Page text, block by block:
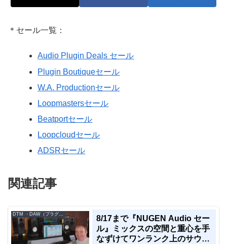
＊セール一覧：
Audio Plugin Deals セール
Plugin Boutiqueセール
W.A. Productionセール
Loopmastersセール
Beatportセール
Loopcloudセール
ADSRセール
関連記事
DTM ・DAW（プラグイン、シンセなど）のセール情報
8/17まで『NUGEN Audio セー
ル』ミックスの空間と重心を手
なずけてワンランク上のサウン